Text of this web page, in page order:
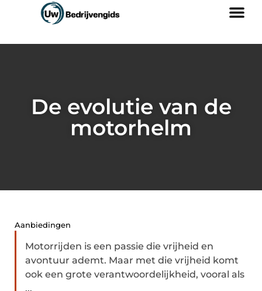
De evolutie van de
motorhelm
Aanbiedingen
Motorrijden is een passie die vrijheid en
avontuur ademt. Maar met die vrijheid komt
ook een grote verantwoordelijkheid, vooral als
...